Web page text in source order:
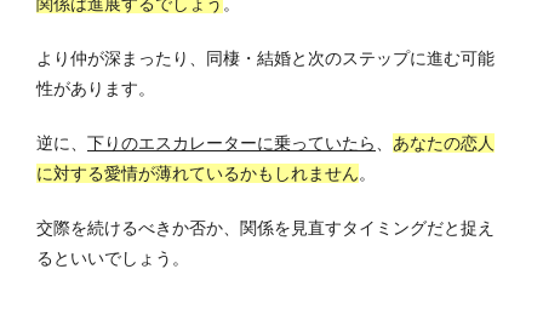
関係は進展するでしょう 。
より仲が深まったり、同棲・結婚と次のステップに進む可能
性があります。
逆に、 下りのエスカレーターに乗っていたら、 あなたの恋人
に対する愛情が薄れているかもしれません。
交際を続けるべきか否か、関係を見直すタイミングだと捉え
るといいでしょう。